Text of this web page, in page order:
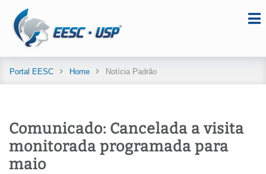
Portal EESC Home Notícia Padrão
Comunicado: Cancelada a visita
monitorada programada para
maio